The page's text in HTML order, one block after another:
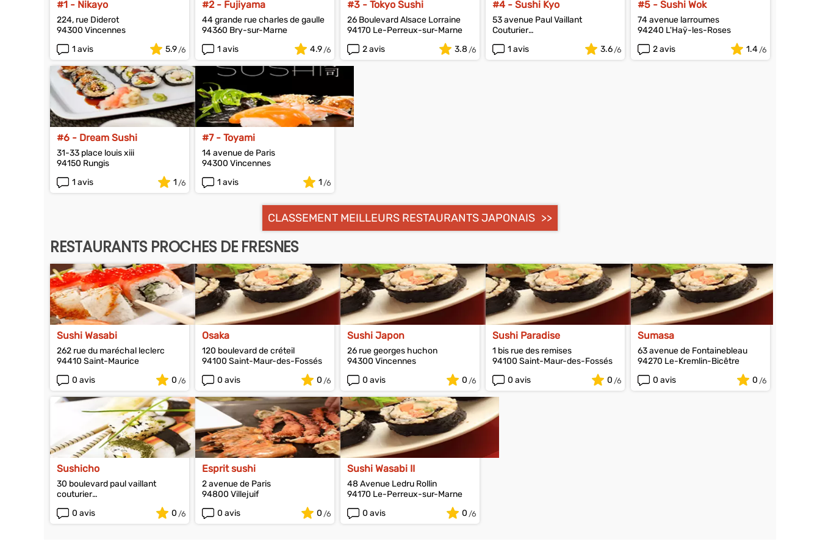
#1 - Nikayo
224, rue Diderot
94300 Vincennes
1 avis
5.9
#2 - Fujiyama
44 grande rue charles de gaulle
94360 Bry-sur-Marne
1 avis
4.9
#3 - Tokyo Sushi
26 Boulevard Alsace Lorraine
94170 Le-Perreux-sur-Marne
2 avis
3.8
#4 - Sushi Kyo
53 avenue Paul Vaillant
Couturier
1 avis 3.6
#5 - Sushi Wok
74 avenue larroumes
94240 L'Haÿ-les-Roses
2 avis
1.4
#6 - Dream Sushi
31-33 place louis xiii
94150 Rungis
1 avis
1
#7 - Toyami
14 avenue de Paris
94300 Vincennes
1 avis
1
CLASSEMENT MEILLEURS RESTAURANTS JAPONAIS
RESTAURANTS PROCHES DE FRESNES
Sushi Wasabi
262 rue du maréchal leclerc
94410 Saint-Maurice
0 avis
0
Osaka
120 boulevard de créteil
94100 Saint-Maur-des-Fossés
0 avis
0
Sushi Japon
26 rue georges huchon
94300 Vincennes
0 avis
0
Sushi Paradise
1 bis rue des remises
94100 Saint-Maur-des-Fossés
0 avis
0
Sumasa
63 avenue de Fontainebleau
94270 Le-Kremlin-Bicêtre
0 avis
0
Sushicho
30 boulevard paul vaillant
couturier
0 avis 0
Esprit sushi
2 avenue de Paris
94800 Villejuif
0 avis
0
Sushi Wasabi II
48 Avenue Ledru Rollin
94170 Le-Perreux-sur-Marne
0 avis
0